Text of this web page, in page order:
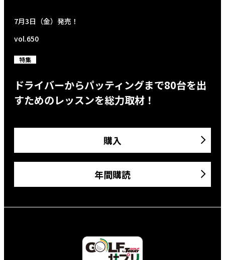
7月3日（金）発売！
vol.650
特集
ドライバーからパッティングまで80台を出
すためのレッスンを総力取材！
購入
年間購読